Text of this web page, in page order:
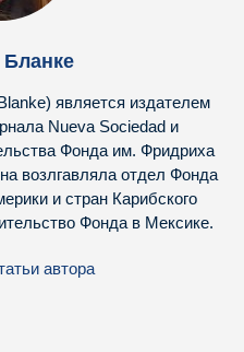
является издателем
Nueva Sociedad и
Фонда им. Фридриха
возлгавляла отдел Фонда
и стран Карибского
Фонда в Мексике.
автора